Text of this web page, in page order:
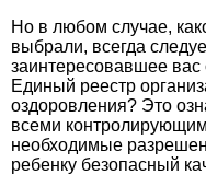
Но в любом случае,
выбрали, всегда
заинтересовавшее вас
Единый реестр
оздоровления? Это
всеми
необходимые
ребенку безопасный